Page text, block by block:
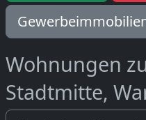
Wohnungen
Stadtmitte,